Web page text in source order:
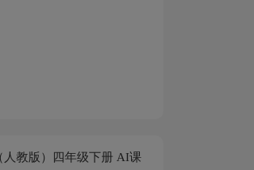
人教版）四年级下册 AI课